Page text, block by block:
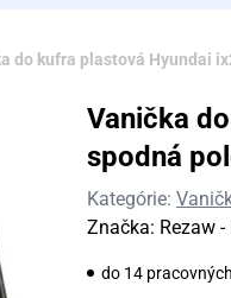
do kufra plastová Hyundai
Vanička
spodná
Kategórie:
Značka: Rezaw
do 14